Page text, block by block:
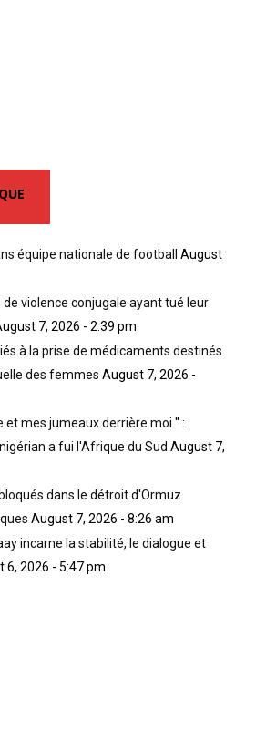
équipe nationale de football August
violence conjugale ayant tué leur
7, 2026 - 2:39 pm
à la prise de médicaments destinés
des femmes August 7, 2026 -
mes jumeaux derrière moi '' :
a fui l'Afrique du Sud August 7,
dans le détroit d'Ormuz
August 7, 2026 - 8:26 am
incarne la stabilité, le dialogue et
6, 2026 - 5:47 pm